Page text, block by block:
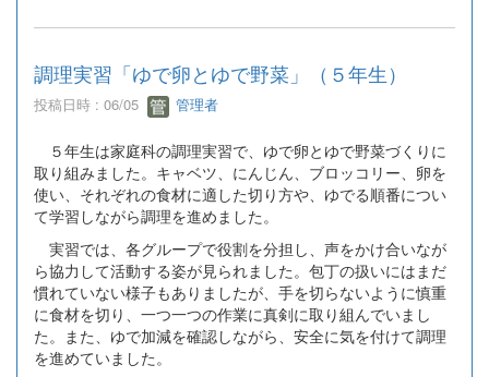
調理実習「ゆで卵とゆで野菜」（５年生）
投稿日時 : 06/05 管理者
５年生は家庭科の調理実習で、ゆで卵とゆで野菜づくりに
取り組みました。キャベツ、にんじん、ブロッコリー、卵を
使い、それぞれの食材に適した切り方や、ゆでる順番につい
て学習しながら調理を進めました。
実習では、各グループで役割を分担し、声をかけ合いなが
ら協力して活動する姿が見られました。包丁の扱いにはまだ
慣れていない様子もありましたが、手を切らないように慎重
に食材を切り、一つ一つの作業に真剣に取り組んでいまし
た。また、ゆで加減を確認しながら、安全に気を付けて調理
を進めていました。